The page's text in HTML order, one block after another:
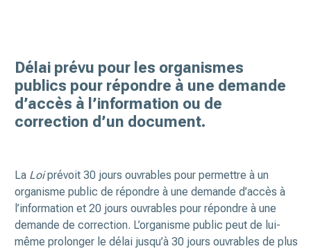
Délai prévu pour les organismes
publics pour répondre à une demande
d’accès à l’information ou de
correction d’un document.
La Loiprévoit 30 jours ouvrables pour permettre à un
organisme public de répondre à une demande d’accès à
l’information et 20 jours ouvrables pour répondre à une
demande de correction. L’organisme public peut de lui-
même prolonger le délai jusqu’à 30 jours ouvrables de plus